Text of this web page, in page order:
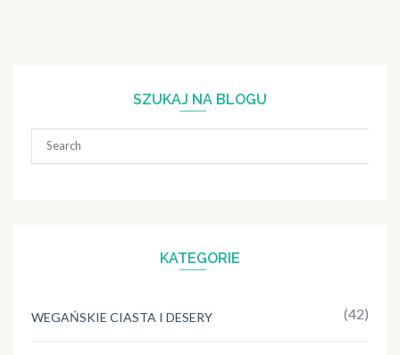
SZUKAJ NA BLOGU
for:
KATEGORIE
WEGAŃSKIE CIASTA I DESERY (42)